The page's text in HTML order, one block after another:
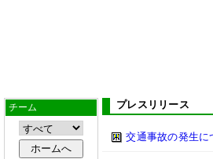
チーム プレスリリース
交通事故の発生に